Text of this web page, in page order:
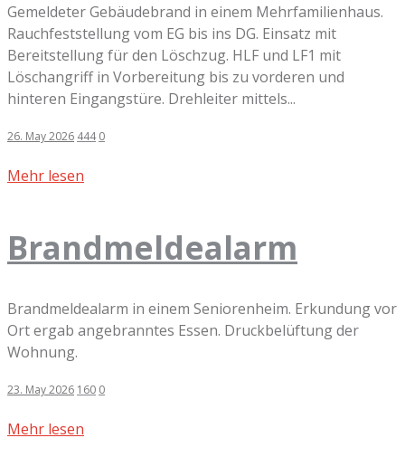
Gemeldeter Gebäudebrand in einem Mehrfamilienhaus.
Rauchfeststellung vom EG bis ins DG. Einsatz mit
Bereitstellung für den Löschzug. HLF und LF1 mit
Löschangriff in Vorbereitung bis zu vorderen und
hinteren Eingangstüre. Drehleiter mittels...
26. May 2026 444 0
Mehr lesen
Brandmeldealarm
Brandmeldealarm in einem Seniorenheim. Erkundung vor
Ort ergab angebranntes Essen. Druckbelüftung der
Wohnung.
23. May 2026 160 0
Mehr lesen